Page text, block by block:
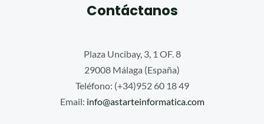
Contáctanos
Plaza Uncibay, 3, 1 OF. 8
29008 Málaga (España)
Teléfono: (+34)952 60 18 49
Email: info@astarteinformatica.com